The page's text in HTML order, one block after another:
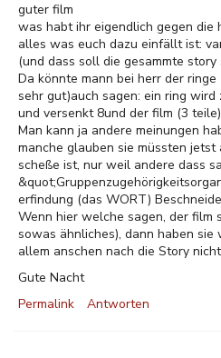
guter film
was habt ihr eigendlich gegen die
alles was euch dazu einfällt ist:
(und dass soll die gesammte story
Da könnte mann bei herr der
sehr gut)auch sagen: ein ring
und versenkt 8und der film (3
Man kann ja andere meinungen
manche glauben sie müssten
scheße ist, nur weil andere dass
erfindung (das WORT)
Wenn hier welche sagen, der film
sowas ähnliches), dann haben sie
allem anschen nach die Story
Gute Nacht
Permalink
Antworten